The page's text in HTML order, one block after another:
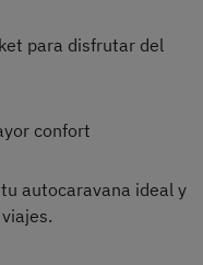
para disfrutar del
confort
autocaravana ideal y